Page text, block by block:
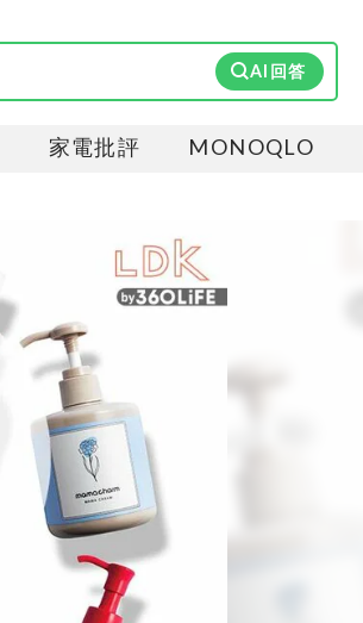
AI回答
家電批評 MONOQLO